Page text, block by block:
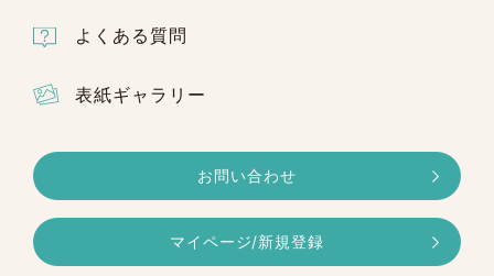
よくある質問
表紙ギャラリー
お問い合わせ
マイページ/新規登録